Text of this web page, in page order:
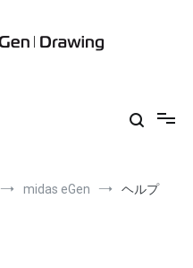
midas eGen ヘルプ